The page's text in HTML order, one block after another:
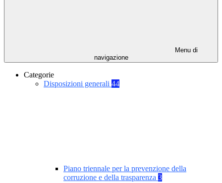
Menu di
navigazione
Categorie
Disposizioni generali 44
Piano triennale per la prevenzione della
corruzione e della trasparenza 3